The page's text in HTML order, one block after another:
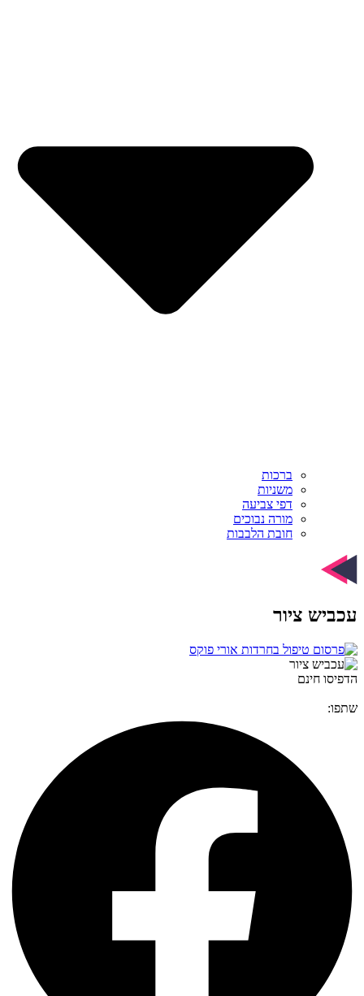
ברכות
משניות
דפי צביעה
מורה נבוכים
חובת הלבבות
עכביש ציור
הדפיסו חינם
שתפו: